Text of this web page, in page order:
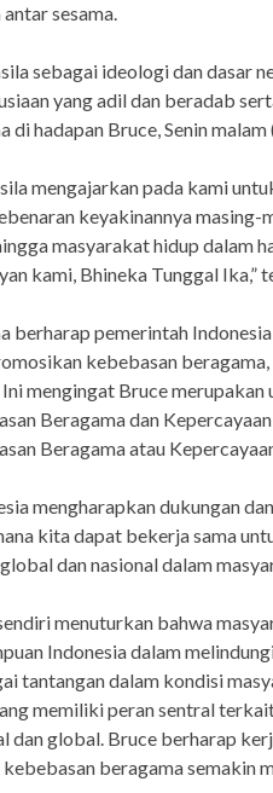
sesama.
sebagai ideologi dan dasar
yang adil dan beradab
di hadapan Bruce, Senin
mengajarkan pada kami
keyakinannya
masyarakat hidup dalam
kami, Bhineka Tunggal Ika,”
berharap pemerintah
kebebasan
mengingat Bruce
Beragama dan
Beragama atau
mengharapkan dukungan
kita dapat bekerja sama
dan nasional dalam
menuturkan bahwa
Indonesia dalam
tantangan dalam kondisi
memiliki peran sentral
dan global. Bruce berharap
beragama semakin